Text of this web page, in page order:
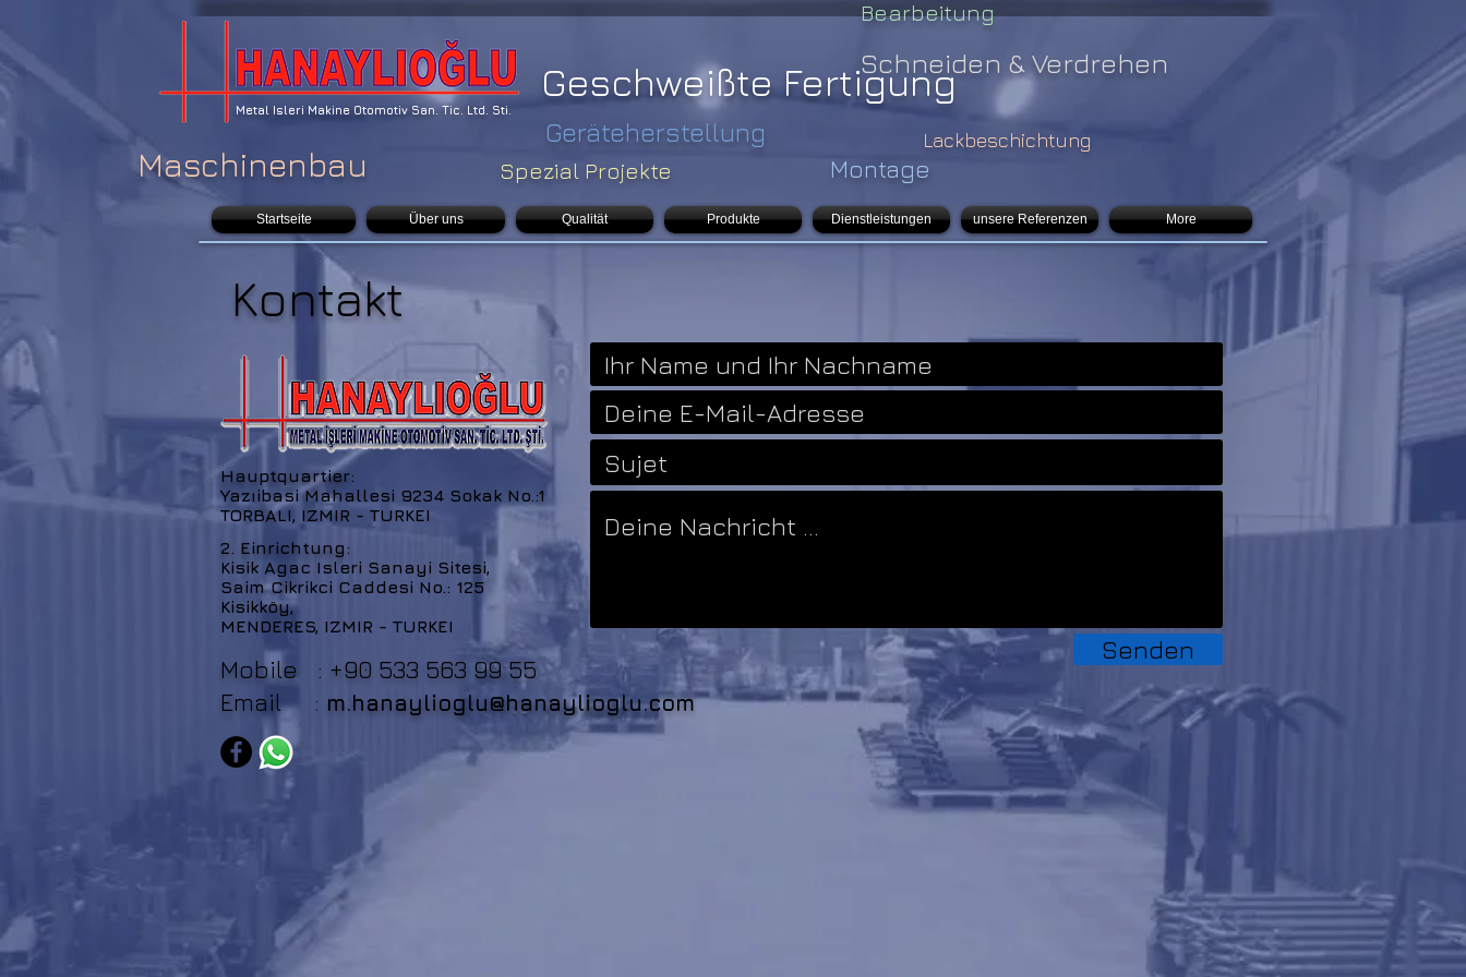
Metal Isleri Makine Otomotiv San. Tic. Ltd. Sti.
Maschinenbau
Schneiden & Verdrehen
Geschweißte Fertigung
Bearbeitung
Geräteherstellung
Spezial Projekte Montage
Lackbeschichtung
Startseite Über uns Qualität Produkte Dienstleistungen unsere Referenzen More
Kontakt
Hauptquartier:
Yazıibasi Mahallesi 9234 Sokak No.:1
TORBALI, IZMIR - TURKEI
2. Einrichtung:
Kisik Agac Isleri Sanayi Sitesi,
Saim Cikrikci Caddesi No.: 125
Kisikköy,
MENDERES, IZMIR - TURKEI
Senden
Mobile : +90 533 563 99 55
Email : m.hanaylioglu@hanaylioglu.com